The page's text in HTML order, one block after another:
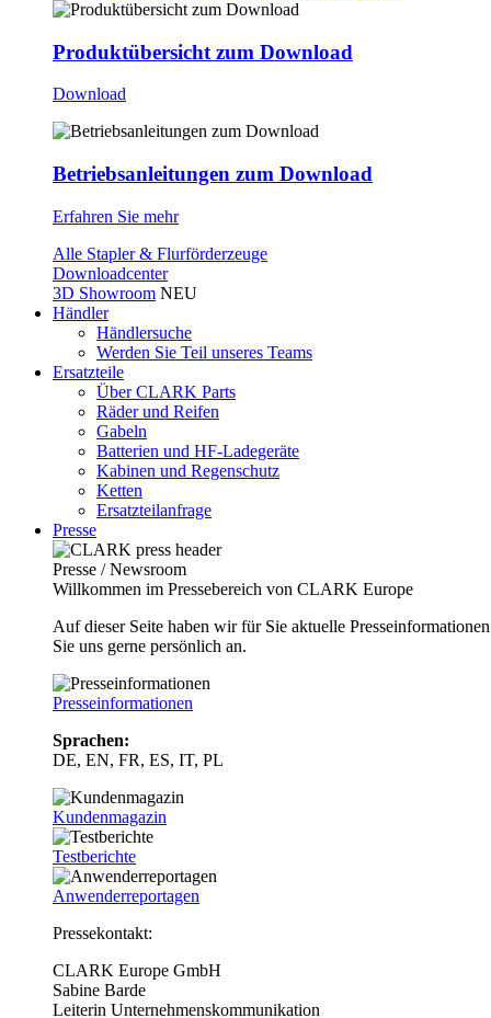
Produktübersicht zum Download
Download
Betriebsanleitungen zum Download
Erfahren Sie mehr
Alle Stapler & Flurförderzeuge
Downloadcenter
3D Showroom NEU
Händler
Händlersuche
Werden Sie Teil unseres Teams
Ersatzteile
Über CLARK Parts
Räder und Reifen
Gabeln
Batterien und HF-Ladegeräte
Kabinen und Regenschutz
Ketten
Ersatzteilanfrage
Presse
Presse / Newsroom
Willkommen im Pressebereich von CLARK Europe
Auf dieser Seite haben wir für Sie aktuelle
Sie uns gerne persönlich an.
Presseinformationen
Sprachen:
DE, EN, FR, ES, IT, PL
Kundenmagazin
Testberichte
Anwenderreportagen
Pressekontakt:
CLARK Europe GmbH
Sabine Barde
Leiterin Unternehmenskommunikation